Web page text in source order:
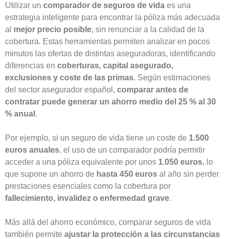
Utilizar un comparador de seguros de vida es una
estrategia inteligente para encontrar la póliza más adecuada
al mejor precio posible, sin renunciar a la calidad de la
cobertura. Estas herramientas permiten analizar en pocos
minutos las ofertas de distintas aseguradoras, identificando
diferencias en coberturas, capital asegurado,
exclusiones y coste de las primas. Según estimaciones
del sector asegurador español, comparar antes de
contratar puede generar un ahorro medio del 25 % al 30
% anual .
Por ejemplo, si un seguro de vida tiene un coste de 1.500
euros anuales, el uso de un comparador podría permitir
acceder a una póliza equivalente por unos 1.050 euros, lo
que supone un ahorro de hasta 450 euros al año sin perder
prestaciones esenciales como la cobertura por
fallecimiento, invalidez o enfermedad grave.
Más allá del ahorro económico, comparar seguros de vida
también permite ajustar la protección a las circunstancias